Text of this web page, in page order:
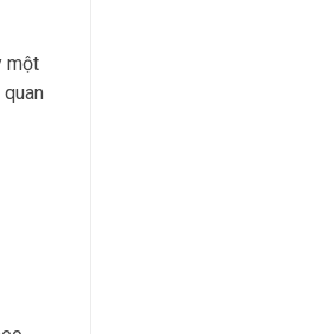
một